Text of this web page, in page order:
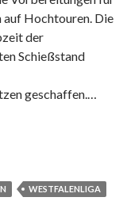
auf Hochtouren. Die
der
Schießstand
geschaffen.…
WESTFALENLIGA